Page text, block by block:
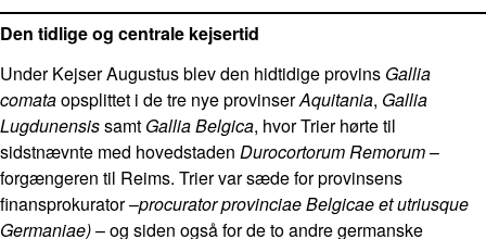
Den tidlige og centrale kejsertid
Under Kejser Augustus blev den hidtidige provins Gallia
comataopsplittet i de tre nye provinserAquitania, Gallia
Lugdunensissamt Gallia Belgica, hvor Trier hørte til
sidstnævnte med hovedstaden Durocortorum Remorum–
forgængeren til Reims. Trier var sæde for provinsens
finansprokurator –procurator provinciae Belgicae et utriusque
Germaniae)– og siden også for de to andre germanske